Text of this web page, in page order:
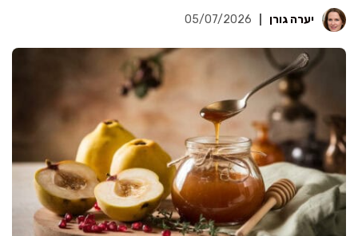
יערה גורן 05/07/2026